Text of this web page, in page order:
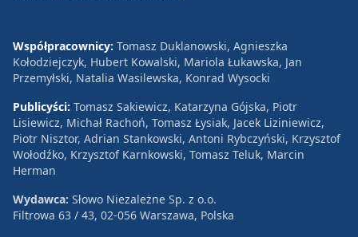
Współpracownicy: Tomasz Duklanowski, Agnieszka
Kołodziejczyk, Hubert Kowalski, Mariola Łukawska, Jan
Przemyłski, Natalia Wasilewska, Konrad Wysocki
Publicyści: Tomasz Sakiewicz, Katarzyna Gójska, Piotr
Lisiewicz, Michał Rachoń, Tomasz Łysiak, Jacek Liziniewicz,
Piotr Nisztor, Adrian Stankowski, Antoni Rybczyński, Krzysztof
Wołodźko, Krzysztof Karnkowski, Tomasz Teluk, Marcin
Herman
Wydawca: Słowo Niezależne Sp. z o.o.
Filtrowa 63 / 43, 02-056 Warszawa, Polska